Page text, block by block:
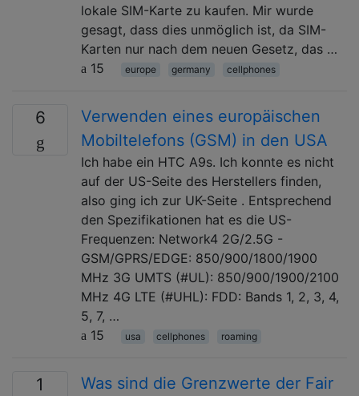
lokale SIM-Karte zu kaufen. Mir wurde
gesagt, dass dies unmöglich ist, da SIM-
Karten nur nach dem neuen Gesetz, das …
15
europe germany cellphones
6
Verwenden eines europäischen
Mobiltelefons (GSM) in den USA
Ich habe ein HTC A9s. Ich konnte es nicht
auf der US-Seite des Herstellers finden,
also ging ich zur UK-Seite . Entsprechend
den Spezifikationen hat es die US-
Frequenzen: Network4 2G/2.5G -
GSM/GPRS/EDGE: 850/900/1800/1900
MHz 3G UMTS (#UL): 850/900/1900/2100
MHz 4G LTE (#UHL): FDD: Bands 1, 2, 3, 4,
5, 7, …
15
usa cellphones roaming
1
Was sind die Grenzwerte der Fair